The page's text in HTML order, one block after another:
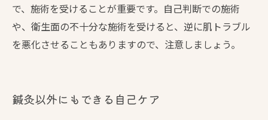
で、施術を受けることが重要です。自己判断での施術
や、衛生面の不十分な施術を受けると、逆に肌トラブル
を悪化させることもありますので、注意しましょう。
鍼灸以外にもできる自己ケア